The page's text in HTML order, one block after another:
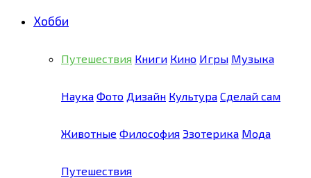
Хобби
Путешествия Книги Кино Игры Музыка
Наука Фото Дизайн Культура Сделай сам
Животные Философия Эзотерика Мода
Путешествия